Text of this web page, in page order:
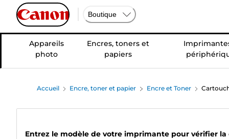
Boutique
Appareils
photo
Encres, toners et
papiers
Accueil Encre, toner et papier Encre et Toner
Entrez le modèle de votre imprimante pour vérifier